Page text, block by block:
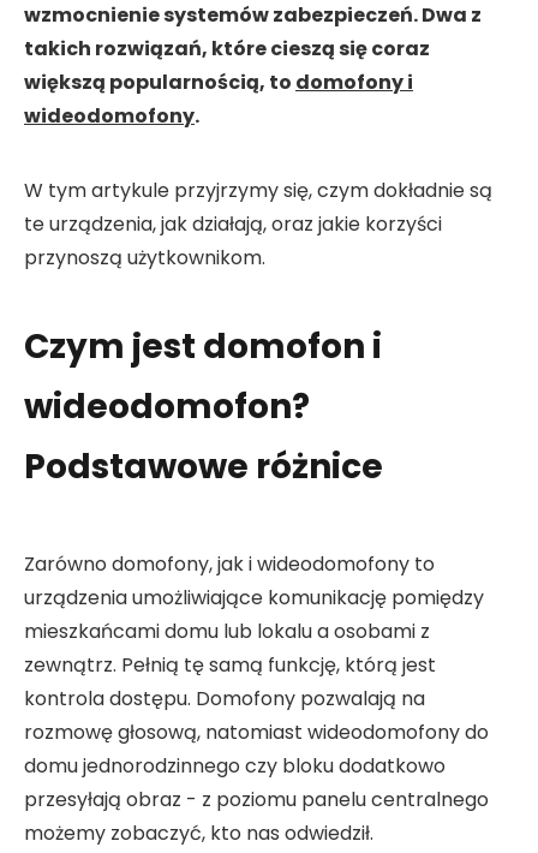
wzmocnienie systemów zabezpieczeń. Dwa z
takich rozwiązań, które cieszą się coraz
większą popularnością, to domofony i
wideodomofony.
W tym artykule przyjrzymy się, czym dokładnie są
te urządzenia, jak działają, oraz jakie korzyści
przynoszą użytkownikom.
Czym jest domofon i
wideodomofon?
Podstawowe różnice
Zarówno domofony, jak i wideodomofony to
urządzenia umożliwiające komunikację pomiędzy
mieszkańcami domu lub lokalu a osobami z
zewnątrz. Pełnią tę samą funkcję, którą jest
kontrola dostępu. Domofony pozwalają na
rozmowę głosową, natomiast wideodomofony do
domu jednorodzinnego czy bloku dodatkowo
przesyłają obraz - z poziomu panelu centralnego
możemy zobaczyć, kto nas odwiedził.